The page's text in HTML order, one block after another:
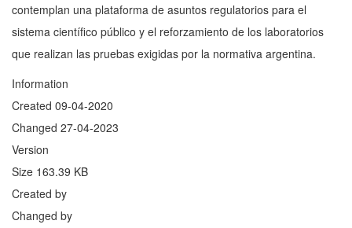
contemplan una plataforma de asuntos regulatorios para el
sistema científico público y el reforzamiento de los laboratorios
que realizan las pruebas exigidas por la normativa argentina.
Information
Created 09-04-2020
Changed 27-04-2023
Version
Size 163.39 KB
Created by
Changed by